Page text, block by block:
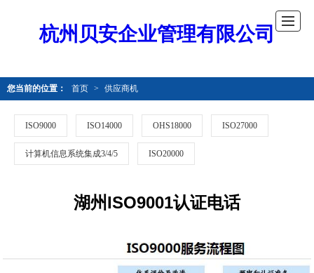
杭州贝安企业管理有限公司
您当前的位置： 首页 > 供应商机
ISO9000 ISO14000 OHS18000 ISO27000
计算机信息系统集成3/4/5 ISO20000
湖州ISO9001认证电话